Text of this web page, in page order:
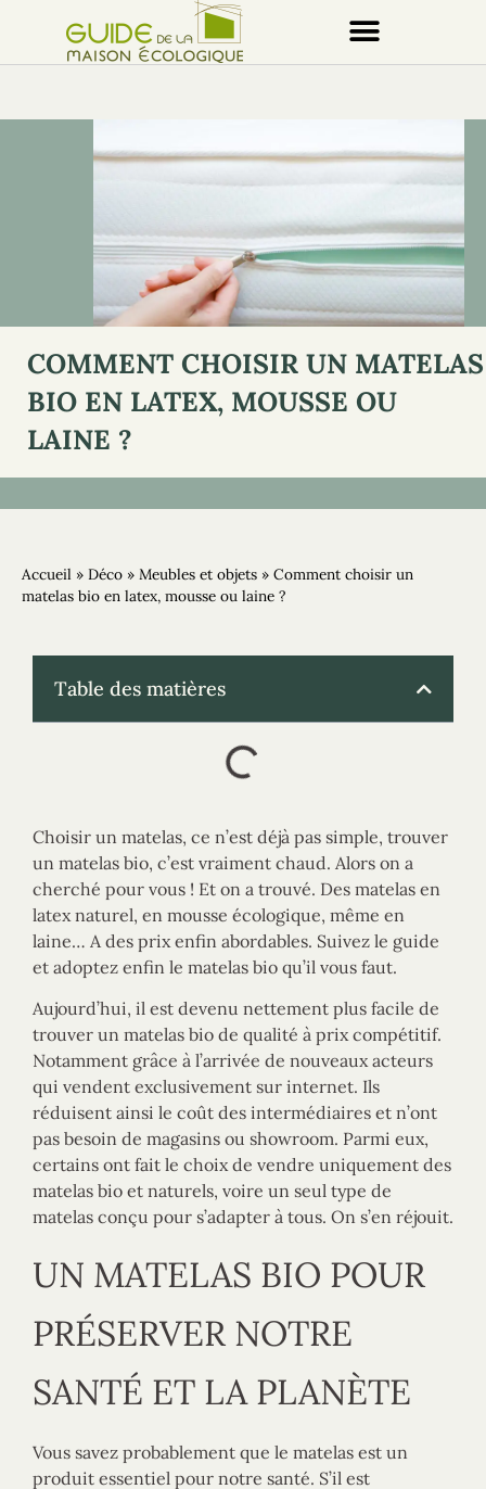
COMMENT CHOISIR UN MATELAS
BIO EN LATEX, MOUSSE OU
LAINE ?
Accueil » Déco » Meubles et objets » Comment choisir un
matelas bio en latex, mousse ou laine ?
Table des matières
Choisir un matelas, ce n’est déjà pas simple, trouver
un matelas bio, c’est vraiment chaud. Alors on a
cherché pour vous ! Et on a trouvé. Des matelas en
latex naturel, en mousse écologique, même en
laine… A des prix enfin abordables. Suivez le guide
et adoptez enfin le matelas bio qu’il vous faut.
Aujourd’hui, il est devenu nettement plus facile de
trouver un matelas bio de qualité à prix compétitif.
Notamment grâce à l’arrivée de nouveaux acteurs
qui vendent exclusivement sur internet. Ils
réduisent ainsi le coût des intermédiaires et n’ont
pas besoin de magasins ou showroom. Parmi eux,
certains ont fait le choix de vendre uniquement des
matelas bio et naturels, voire un seul type de
matelas conçu pour s’adapter à tous. On s’en réjouit.
UN MATELAS BIO POUR
PRÉSERVER NOTRE
SANTÉ ET LA PLANÈTE
Vous savez probablement que le matelas est un
produit essentiel pour notre santé. S’il est